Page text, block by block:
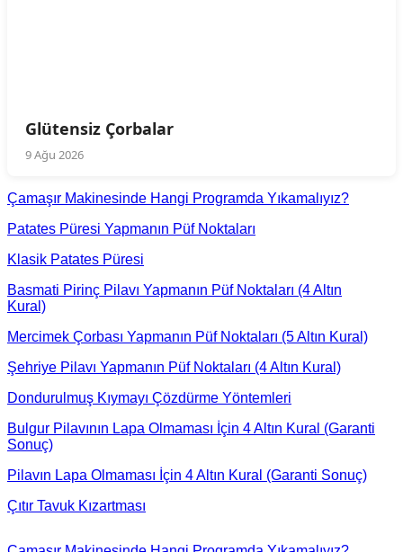
Glütensiz Çorbalar
9 Ağu 2026
Çamaşır Makinesinde Hangi Programda Yıkamalıyız?
Patates Püresi Yapmanın Püf Noktaları
Klasik Patates Püresi
Basmati Pirinç Pilavı Yapmanın Püf Noktaları (4 Altın
Kural)
Mercimek Çorbası Yapmanın Püf Noktaları (5 Altın Kural)
Şehriye Pilavı Yapmanın Püf Noktaları (4 Altın Kural)
Dondurulmuş Kıymayı Çözdürme Yöntemleri
Bulgur Pilavının Lapa Olmaması İçin 4 Altın Kural (Garanti
Sonuç)
Pilavın Lapa Olmaması İçin 4 Altın Kural (Garanti Sonuç)
Çıtır Tavuk Kızartması